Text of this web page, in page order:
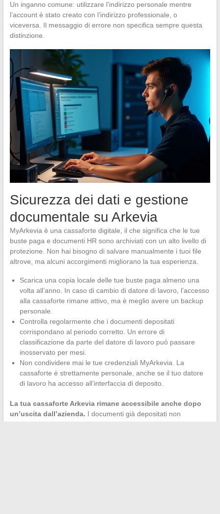
Un inganno comune: utilizzare l’indirizzo personale mentre
l’account è stato creato con l’indirizzo professionale, o
viceversa. Il messaggio di errore non specifica sempre questa
distinzione.
Sicurezza dei dati e gestione
documentale su Arkevia
MyArkevia è una cassaforte digitale, il che significa che le tue
buste paga e documenti HR sono archiviati con un alto livello di
protezione. Non hai bisogno di salvare manualmente i tuoi file
altrove, ma alcuni accorgimenti migliorano la tua esperienza.
Scarica una copia locale delle tue buste paga almeno una
volta all’anno. In caso di cambio di datore di lavoro, l’accesso
alla cassaforte rimane attivo, ma è meglio avere un backup
personale.
Controlla regolarmente che i documenti depositati
corrispondano al periodo corretto. Un errore di
classificazione da parte del datore di lavoro può passare
inosservato per mesi.
Non condividere mai le tue credenziali MyArkevia. La
cassaforte è strettamente personale, anche se il tuo datore
di lavoro ha accesso all’interfaccia di deposito.
La tua cassaforte Arkevia rimane accessibile anche dopo
un’uscita dall’azienda. I documenti già depositati non